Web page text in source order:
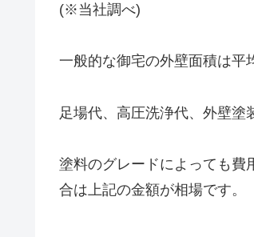
(※当社調べ)
一般的な御宅の外壁面積は平
足場代、高圧洗浄代、外壁塗
塗料のグレードによっても費
合は上記の金額が相場です。